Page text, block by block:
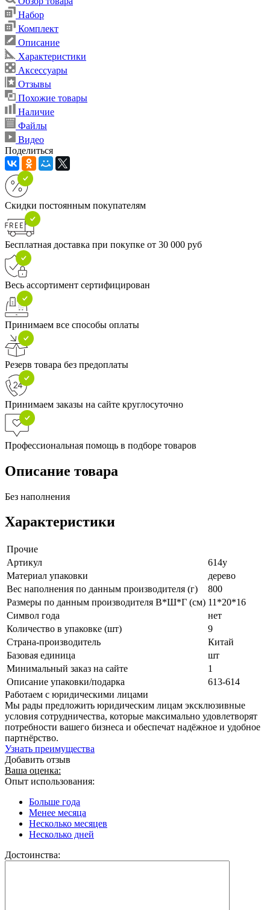
Набор
Комплект
Описание
Характеристики
Аксессуары
Отзывы
Похожие товары
Наличие
Файлы
Видео
Поделиться
Скидки постоянным покупателям
Бесплатная доставка при покупке от 30 000 руб
Весь ассортимент сертифицирован
Принимаем все способы оплаты
Резерв товара без предоплаты
Принимаем заказы на сайте круглосуточно
Профессиональная помощь в подборе товаров
Описание товара
Без наполнения
Характеристики
Прочие
Артикул
614у
Материал упаковки
дерево
Вес наполнения по данным производителя (г)
800
Размеры по данным производителя В*Ш*Г (см) 11*20*16
Символ года
нет
Количество в упаковке (шт)
9
Страна-производитель
Китай
Базовая единица
шт
Минимальный заказ на сайте
1
Описание упаковки/подарка
613-614
Работаем с юридическими лицами
Мы рады предложить юридическим лицам эксклюзивные
условия сотрудничества, которые максимально удовлетворят
потребности вашего бизнеса и обеспечат надёжное и удобное
партнёрство.
Узнать преимущества
Добавить отзыв
Ваша оценка:
Опыт использования:
Больше года
Менее месяца
Несколько месяцев
Несколько дней
Достоинства: